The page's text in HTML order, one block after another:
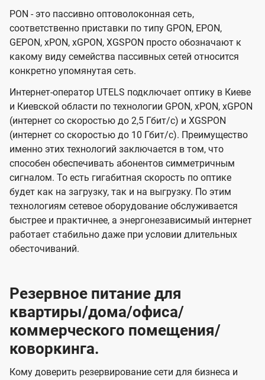
PON - это пассивно оптоволоконная сеть,
соответственно приставки по типу GPON, EPON,
GEPON, xPON, xGPON, XGSPON просто обозначают к
какому виду семейства пассивных сетей относится
конкретно упомянутая сеть.
Интернет-оператор UTELS подключает оптику в Киеве
и Киевской области по технологии GPON, xPON, xGPON
(интернет со скоростью до 2,5 Гбит/с) и XGSPON
(интернет со скоростью до 10 Гбит/с). Преимущество
именно этих технологий заключается в том, что
способен обеспечивать абонентов симметричным
сигналом. То есть гигабитная скорость по оптике
будет как на загрузку, так и на выгрузку. По этим
технологиям сетевое оборудование обслуживается
быстрее и практичнее, а энергонезависимый интернет
работает стабильно даже при условии длительных
обесточиваний.
Резервное питание для
квартиры/дома/офиса/
коммерческого помещения/
коворкинга.
Кому доверить резервирование сети для бизнеса и